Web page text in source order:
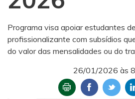
Programa visa apoiar estudantes
profissionalizante com subsídios
do valor das mensalidades ou do
26/01/2026 às